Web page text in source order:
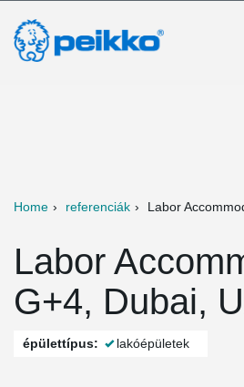
Home referenciák Labor
Labor
G+4, Dubai,
épülettípus: lakóépületek